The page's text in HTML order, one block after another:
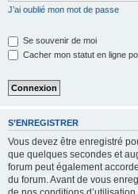
J’ai oublié mon mot de passe
Se souvenir de moi
Cacher mon statut en ligne
S’ENREGISTRER
Vous devez être enregistré
que quelques secondes et
forum peut également
du forum. Avant de vous